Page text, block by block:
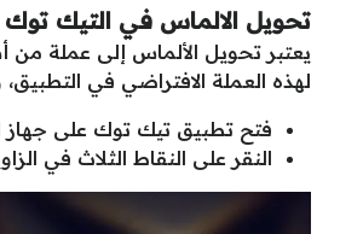
تحويل الالماس في التيك توك
يعتبر تحويل الألماس إلى عملة من
لهذه العملة الافتراضي في
فتح تطبيق تيك توك على جهاز
النقر على النقاط الثلاث في